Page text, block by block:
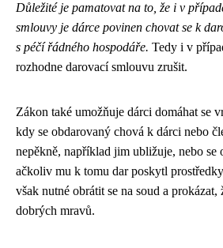
Důležité je pamatovat na to, že i v
smlouvy je dárce povinen chovat se k
s péčí řádného hospodáře. Tedy i v
rozhodne darovací smlouvu zrušit.
Zákon také umožňuje dárci domáhat se
kdy se obdarovaný chová k dárci nebo
nepěkně, například jim ubližuje, nebo se
ačkoliv mu k tomu dar poskytl
však nutné obrátit se na soud a prokázat,
dobrých mravů.